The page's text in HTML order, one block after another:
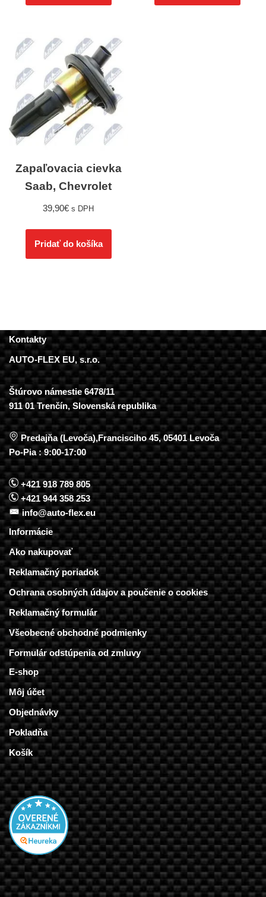
Zapaľovacia cievka
Saab, Chevrolet
39,90€ s DPH
Pridať do košíka
Kontakty
AUTO-FLEX EU, s.r.o.
Štúrovo námestie 6478/11
911 01 Trenčín, Slovenská republika
Predajňa (Levoča),Francisciho 45, 05401 Levoča
Po-Pia : 9:00-17:00
+421 918 789 805
+421 944 358 253
info@auto-flex.eu
Informácie
Ako nakupovať
Reklamačný poriadok
Ochrana osobných údajov a poučenie o cookies
Reklamačný formulár
Všeobecné obchodné podmienky
Formulár odstúpenia od zmluvy
E-shop
Môj účet
Objednávky
Pokladňa
Košík